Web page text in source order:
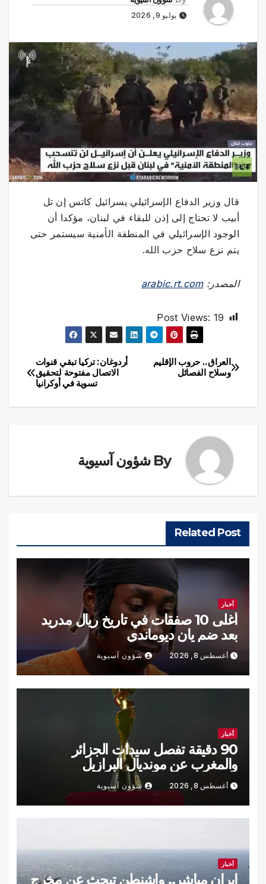
يوليو 9, 2026
قال وزير الدفاع الإسرائيلي يسرائيل كاتس إن تل
أبيب لا تحتاج إلى إذن للبقاء في لبنان، مؤكدا أن
الوجود الإسرائيلي في المنطقة الأمنية سيستمر حتى
يتم نزع سلاح حزب الله.
المصدر:arabic.rt.com
Post Views: 19
تصفّح
أردوغان: تركيا تبقي قنوات
الاتصال مفتوحة لتحقيق
تسوية في أوكرانيا
العراق.. حروب الإقليم
وسلاح الفصائل
By شؤون آسيوية
Related Post
أخبار
أغلى 10 صفقات في تاريخ ريال مدريد
بعد ضم يان ديوماندي
أغسطس 8, 2026 شؤون آسيوية
أخبار
90 دقيقة تفصل سيدات الجزائر
والمغرب عن مونديال البرازيل
أغسطس 8, 2026 شؤون آسيوية
أخبار
إيران مباشر.. واشنطن تبحث عن مخرج